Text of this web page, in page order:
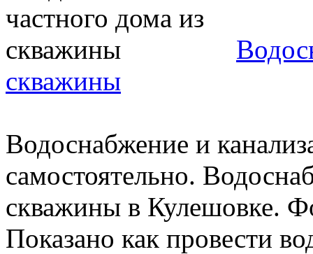
скважины
Водоснабжение и
самостоятельно.
скважины в Кулешовке.
Показано как провести